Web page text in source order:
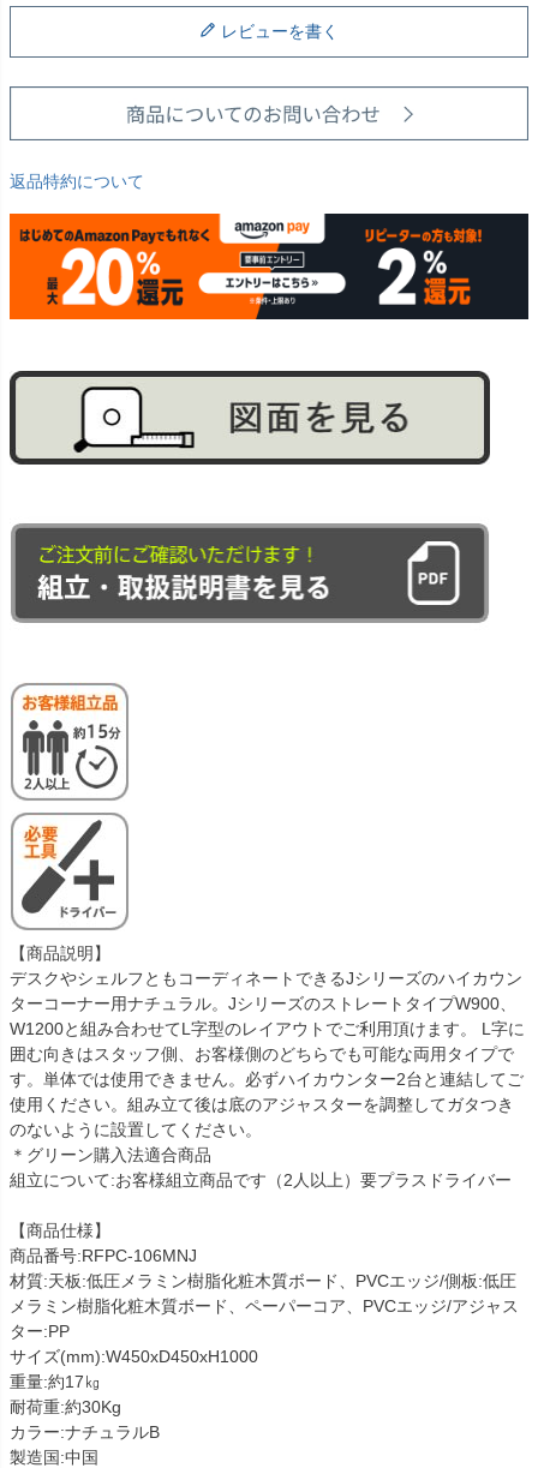
レビューを書く
返品特約について
【商品説明】
デスクやシェルフともコーディネートできるJシリーズのハイカウン
ターコーナー用ナチュラル。JシリーズのストレートタイプW900、
W1200と組み合わせてL字型のレイアウトでご利用頂けます。 L字に
囲む向きはスタッフ側、お客様側のどちらでも可能な両用タイプで
す。単体では使用できません。必ずハイカウンター2台と連結してご
使用ください。組み立て後は底のアジャスターを調整してガタつき
のないように設置してください。
＊グリーン購入法適合商品
組立について:お客様組立商品です（2人以上）要プラスドライバー
【商品仕様】
商品番号:RFPC-106MNJ
材質:天板:低圧メラミン樹脂化粧木質ボード、PVCエッジ/側板:低圧
メラミン樹脂化粧木質ボード、ペーパーコア、PVCエッジ/アジャス
ター:PP
サイズ(mm):W450xD450xH1000
重量:約17㎏
耐荷重:約30Kg
カラー:ナチュラルB
製造国:中国